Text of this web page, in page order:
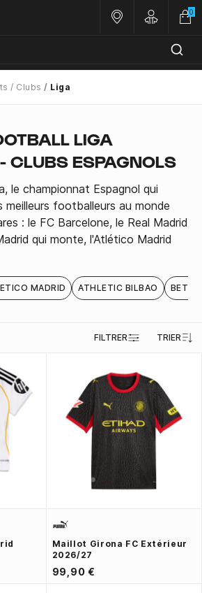
Nos magasins
Customer
0
Clubs Liga
LIGA
ESPAGNOLS
le championnat Espagnol qui
meilleurs footballeurs au monde
: le FC Barcelone, le Real Madrid
qui monte, l'Atlético Madrid
MADRID ATHLETIC BILBAO BETIS
FILTRER TRIER
Maillot Girona FC Extérieur
2026/27
99,90 €